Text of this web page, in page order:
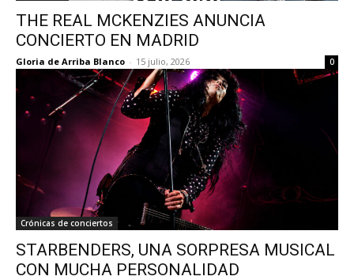
THE REAL MCKENZIES ANUNCIA
CONCIERTO EN MADRID
Gloria de Arriba Blanco - 15 julio, 2026 0
Crónicas de conciertos
STARBENDERS, UNA SORPRESA MUSICAL
CON MUCHA PERSONALIDAD